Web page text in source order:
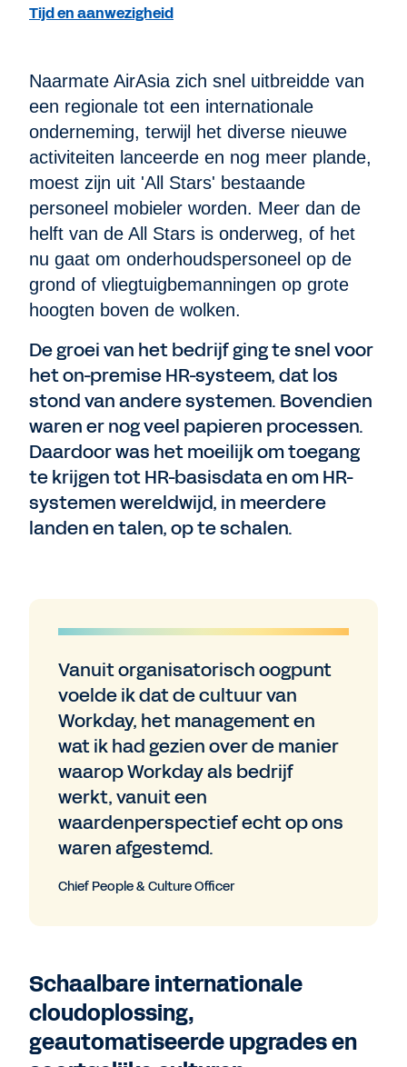
Naarmate AirAsia zich snel uitbreidde van
een regionale tot een internationale
onderneming, terwijl het diverse nieuwe
activiteiten lanceerde en nog meer plande,
moest zijn uit 'All Stars' bestaande
personeel mobieler worden. Meer dan de
helft van de All Stars is onderweg, of het
nu gaat om onderhoudspersoneel op de
grond of vliegtuigbemanningen op grote
hoogten boven de wolken.
De groei van het bedrijf ging te snel voor
het on-premise HR-systeem, dat los
stond van andere systemen. Bovendien
waren er nog veel papieren processen.
Daardoor was het moeilijk om toegang
te krijgen tot HR-basisdata en om HR-
systemen wereldwijd, in meerdere
landen en talen, op te schalen.
Vanuit organisatorisch oogpunt
voelde ik dat de cultuur van
Workday, het management en
wat ik had gezien over de manier
waarop Workday als bedrijf
werkt, vanuit een
waardenperspectief echt op ons
waren afgestemd.
Chief People & Culture Officer
Schaalbare internationale
cloudoplossing,
geautomatiseerde upgrades en
Tijd en aanwezigheid